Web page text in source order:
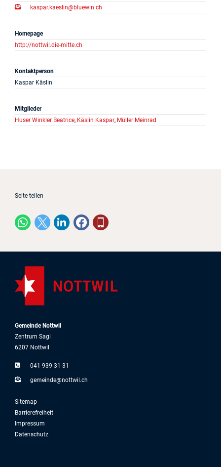
kaspar.kaeslin@bluewin.ch
Homepage
http://nottwil.die-mitte.ch
Kontaktperson
Kaspar Käslin
Mitglieder
Huser Winkler Beatrice, Käslin Kaspar, Müller Meinrad
Seite teilen
Gemeinde Nottwil
Zentrum Sagi
6207 Nottwil
041 939 31 31
g m nd n ttw ch
Sitemap
Barrierefreiheit
Impressum
Datenschutz